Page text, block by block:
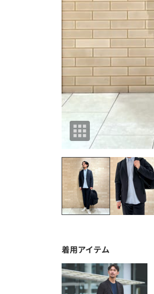
着用アイテム